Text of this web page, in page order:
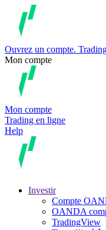
Ouvrez un compte.
Mon compte
Mon compte
Trading en ligne
Help
Investir
Compte
OANDA
TradingView